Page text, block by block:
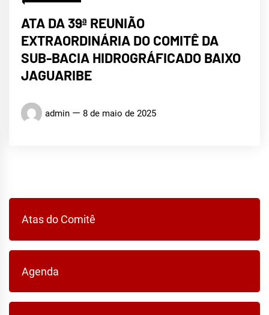
ATA DA 39ª REUNIÃO
EXTRAORDINÁRIA DO COMITÊ DA
SUB-BACIA HIDROGRÁFICADO BAIXO
JAGUARIBE
admin 8 de maio de 2025
Atas do Comitê
Agenda